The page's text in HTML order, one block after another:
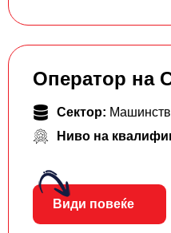
Оператор на
Сектор:
Ниво на
Види повеќе